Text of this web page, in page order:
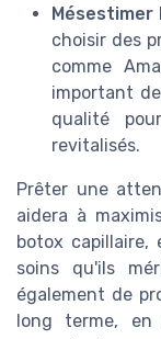
choisir des
comme
important
qualité
revitalisés.
Prêter une
aidera à
botox
soins qu'ils
également de
long terme, en